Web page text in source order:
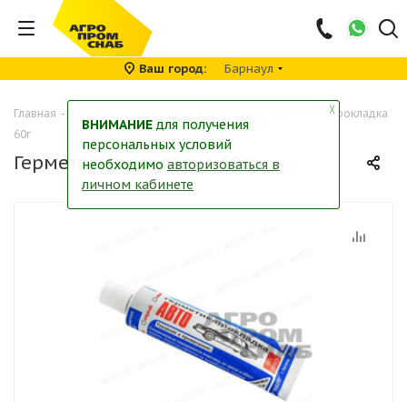
Ваш город Барнаул
Главная -
Герметик - прокладка
60г
Герметик - прокладка 60г
╳
ВНИМАНИЕ для получения
персональных условий
необходимо авторизоваться в
личном кабинете